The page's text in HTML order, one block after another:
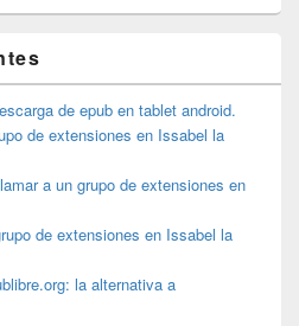
de epub en tablet android.
de extensiones en Issabel la
a un grupo de extensiones en
de extensiones en Issabel la
la alternativa a